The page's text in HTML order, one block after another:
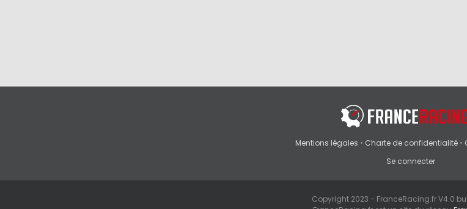
Mentions légales • Charte de confidentialité•
Se connecter
Copyright 2023 - FranceRacing.fr V4.0